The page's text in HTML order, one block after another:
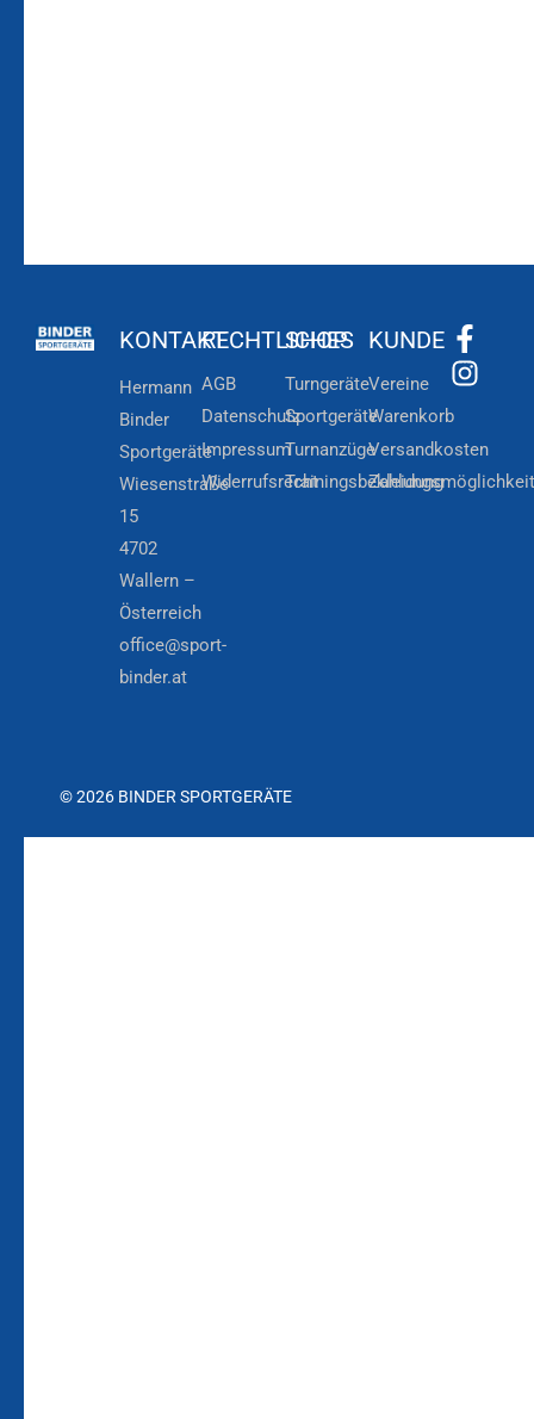
KONTAKT
Hermann
Binder
Sportgeräte
Wiesenstraße
15
4702
Wallern –
Österreich
office@sport-
binder.at
RECHTLICHES
AGB
Datenschutz
Impressum
Widerrufsrecht
SHOP
Turngeräte
Sportgeräte
Turnanzüge
Trainingsbekleidung
KUNDE
Vereine
Warenkorb
Versandkosten
© 2026 BINDER SPORTGERÄTE